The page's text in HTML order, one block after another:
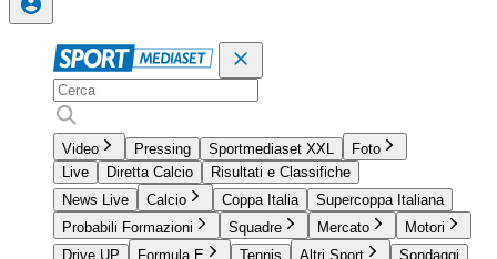
Video Pressing Sportmediaset XXL
Foto
Live
Diretta Calcio
Risultati e Classifiche
News Live
Calcio Coppa Italia
Supercoppa Italiana
Probabili Formazioni
Squadre Mercato
Motori
Drive UP
Formula E Tennis Altri Sport
Sondaggi